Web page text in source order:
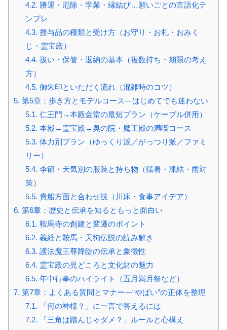
4.2. 勝運・厄除・学業・縁結び…願いごとの言語化テ
ンプレ
4.3. 授与品の種類と受け方（お守り・お札・おみく
じ・霊宝殿）
4.4. 扱い・保管・返納の基本（複数持ち・期限の考え
方）
4.5. 御朱印といただく流れ（混雑時のコツ）
5. 第5章：歩き方とモデルコース—はじめてでも迷わない
5.1. 仁王門→本殿金堂の最短プラン（ケーブル併用）
5.2. 本殿→霊宝殿→奥の院・魔王殿の満喫コース
5.3. 体力別プラン（ゆっくり派／がっつり派／ファミ
リー）
5.4. 季節・天気別の服装と持ち物（猛暑・凍結・雨対
策）
5.5. 貴船方面と合わせ技（川床・食事アイデア）
6. 第6章：歴史と伝承を知るともっと面白い
6.1. 鞍馬寺の創建と変遷のポイント
6.2. 義経と鞍馬・天狗伝説の読み解き
6.3. 護法魔王尊降臨の伝承と象徴性
6.4. 霊宝殿の見どころと文化財の魅力
6.5. 年中行事のハイライト（五月満月祭など）
7. 第7章：よくある質問とマナー—“やばい”の正体を整理
7.1. 「何の神様？」に一言で答えるには
7.2. 「三角は踏んじゃダメ？」ルールと心構え